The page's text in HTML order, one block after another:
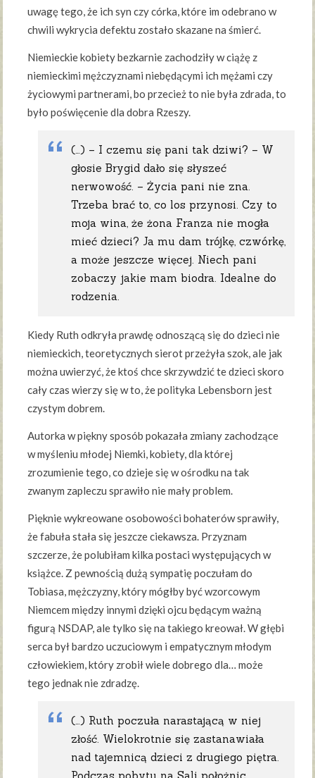
uwagę tego, że ich syn czy córka, które im odebrano w
chwili wykrycia defektu zostało skazane na śmierć.
Niemieckie kobiety bezkarnie zachodziły w ciążę z
niemieckimi mężczyznami niebędącymi ich mężami czy
życiowymi partnerami, bo przecież to nie była zdrada, to
było poświęcenie dla dobra Rzeszy.
(…) – I czemu się pani tak dziwi? – W
głosie Brygid dało się słyszeć
nerwowość. – Życia pani nie zna.
Trzeba brać to, co los przynosi. Czy to
moja wina, że żona Franza nie mogła
mieć dzieci? Ja mu dam trójkę, czwórkę,
a może jeszcze więcej. Niech pani
zobaczy jakie mam biodra. Idealne do
rodzenia.
Kiedy Ruth odkryła prawdę odnoszącą się do dzieci nie
niemieckich, teoretycznych sierot przeżyła szok, ale jak
można uwierzyć, że ktoś chce skrzywdzić te dzieci skoro
cały czas wierzy się w to, że polityka Lebensborn jest
czystym dobrem.
Autorka w piękny sposób pokazała zmiany zachodzące
w myśleniu młodej Niemki, kobiety, dla której
zrozumienie tego, co dzieje się w ośrodku na tak
zwanym zapleczu sprawiło nie mały problem.
Pięknie wykreowane osobowości bohaterów sprawiły,
że fabuła stała się jeszcze ciekawsza. Przyznam
szczerze, że polubiłam kilka postaci występujących w
książce. Z pewnością dużą sympatię poczułam do
Tobiasa, mężczyzny, który mógłby być wzorcowym
Niemcem między innymi dzięki ojcu będącym ważną
figurą NSDAP, ale tylko się na takiego kreował. W głębi
serca był bardzo uczuciowym i empatycznym młodym
człowiekiem, który zrobił wiele dobrego dla… może
tego jednak nie zdradzę.
(…) Ruth poczuła narastającą w niej
złość. Wielokrotnie się zastanawiała
nad tajemnicą dzieci z drugiego piętra.
Podczas pobytu na Sali położnic